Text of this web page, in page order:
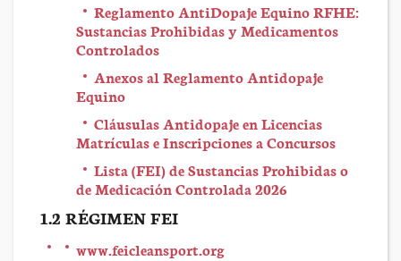
Reglamento AntiDopaje Equino RFHE:
Sustancias Prohibidas y Medicamentos
Controlados
Anexos al Reglamento Antidopaje
Equino
Cláusulas Antidopaje en Licencias
Matrículas e Inscripciones a Concursos
Lista (FEI) de Sustancias Prohibidas o
de Medicación Controlada 2026
1.2 RÉGIMEN FEI
www.feicleansport.org